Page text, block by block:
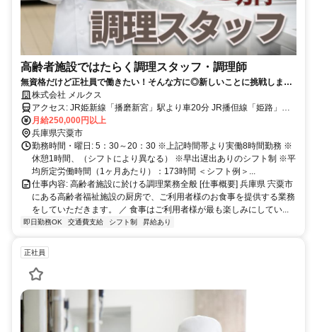
高齢者施設ではたらく調理スタッフ・調理師
無資格だけど正社員で働きたい！そんな方に◎新しいことに挑戦しませ
んか？特別な技術不要です♪月給25万円以上！｜ご利用者様に食べる楽
しみをお届けるする大切なお仕事です☆
株式会社 メルクス
アクセス: JR姫新線「播磨新宮」駅より車20分 JR播但線「姫路」駅
よりバス20分 ＜通勤方法・その他補足＞ ※バイク・自転車通勤OK！
無料駐輪場あり ※車通勤OK！無料駐車場あり ※交通費全額支給（公
共交通機関利用の方)
月給250,000円以上
兵庫県宍粟市
勤務時間・曜日: 5：30～20：30 ※上記時間帯より実働8時間勤務 ※
休憩1時間、（シフトにより異なる） ※早出遅出ありのシフト制 ※平
均所定労働時間（1ヶ月あたり）：173時間 ＜シフト例＞...
仕事内容: 高齢者施設に於ける調理業務全般 [仕事概要] 兵庫県 宍粟市
にある高齢者福祉施設の厨房で、ご利用者様のお食事を提供する業務
をしていただきます。 ／ 食事はご利用者様が最も楽しみにしてい...
即日勤務OK 交通費支給 シフト制 昇給あり
正社員